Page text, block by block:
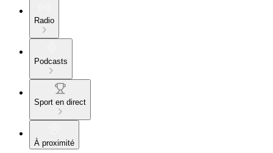
Radio
Podcasts
Sport en direct
À proximité